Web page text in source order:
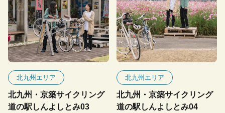
北九州エリア
北九州・京築サイクリング
道の駅しんよしとみ03
北九州エリア
北九州・京築サイクリング
道の駅しんよしとみ04